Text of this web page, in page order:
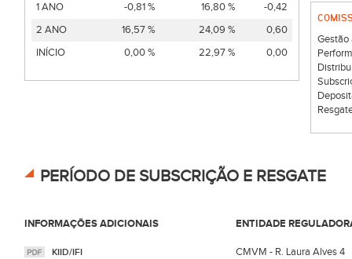
1 ANO
-0,81 % 16,80 %
-0,42
2 ANO
16,57 % 24,09 %
0,60
INÍCIO
0,00 % 22,97 % 0,00
Gestão
PERÍODO DE SUBSCRIÇÃO E RESGATE
INFORMAÇÕES ADICIONAIS ENTIDADE
KIID/IFI
CMVM - R. Laura Alves 4